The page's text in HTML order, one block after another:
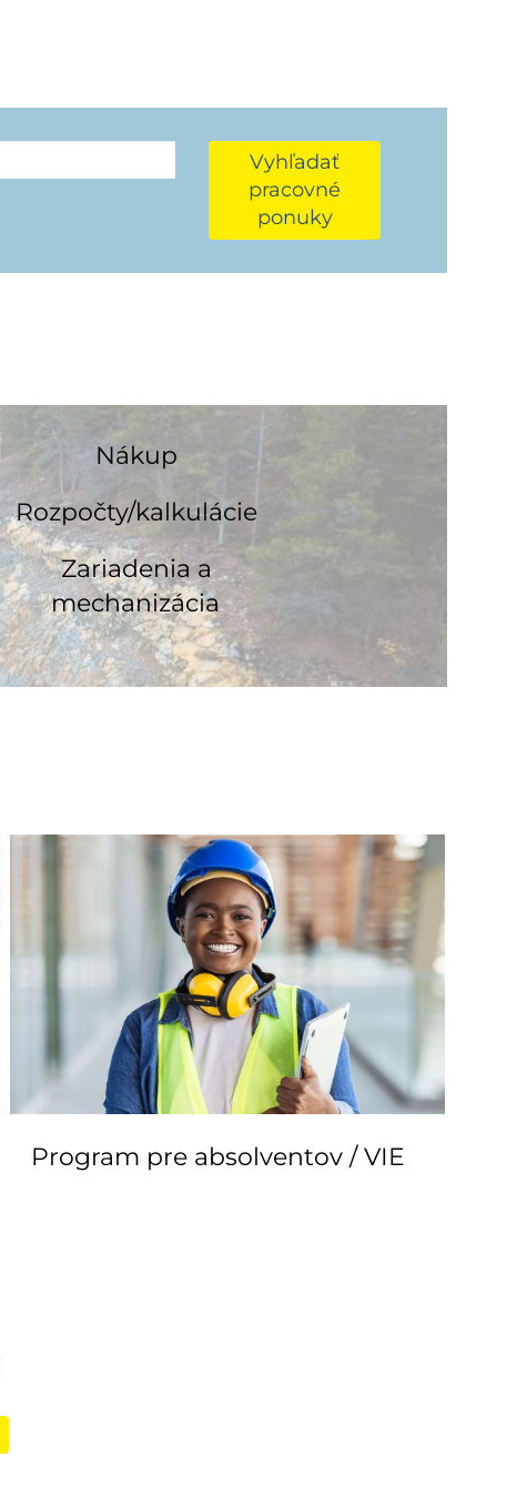
Vyhľadať
pracovné
ponuky
Nákup
Rozpočty/kalkulácie
Zariadenia a
mechanizácia
Program pre absolventov / VIE